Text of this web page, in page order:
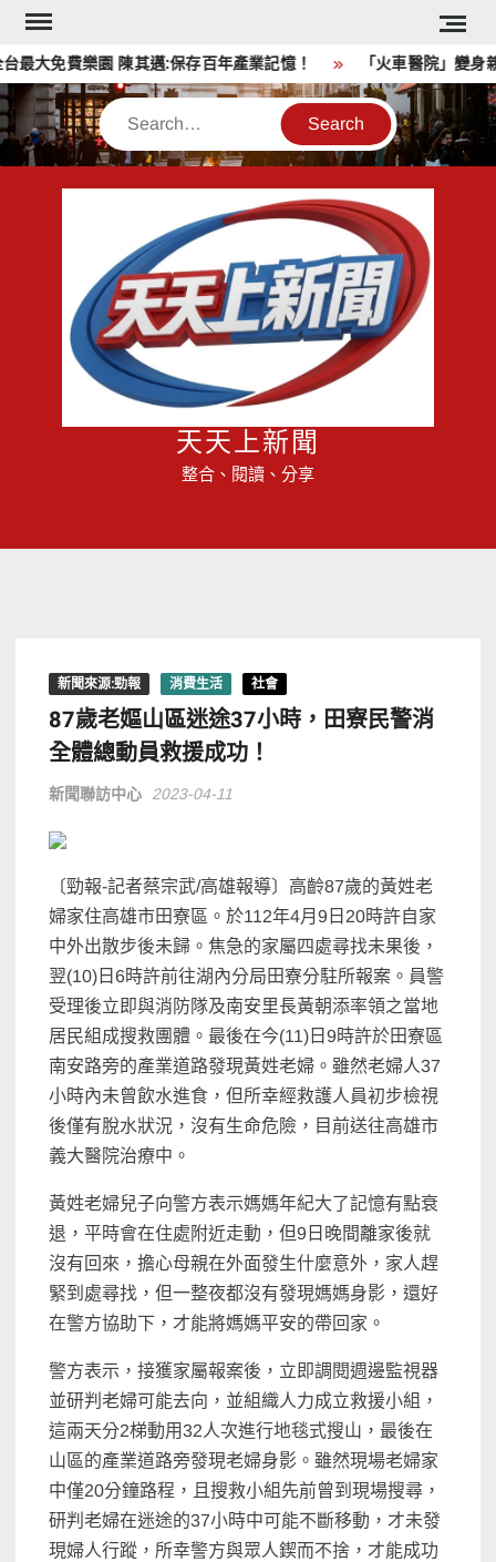
Skip
content
大免費樂園 陳其邁:保存百年產業記憶！ 「火車醫院」變身親
Search
天天上新聞
整合、閱讀、分享
新聞來源:勁報 消費生活 社會
87歲老嫗山區迷途37小時，田寮民警消
全體總動員救援成功！
新聞聯訪中心 2023-04-11
〔勁報-記者蔡宗武/高雄報導〕高齡87歲的黃姓老
婦家住高雄市田寮區。於112年4月9日20時許自家
中外出散步後未歸。焦急的家屬四處尋找未果後，
翌(10)日6時許前往湖內分局田寮分駐所報案。員警
受理後立即與消防隊及南安里長黃朝添率領之當地
居民組成搜救團體。最後在今(11)日9時許於田寮區
南安路旁的產業道路發現黃姓老婦。雖然老婦人37
小時內未曾飲水進食，但所幸經救護人員初步檢視
後僅有脫水狀況，沒有生命危險，目前送往高雄市
義大醫院治療中。
黃姓老婦兒子向警方表示媽媽年紀大了記憶有點衰
退，平時會在住處附近走動，但9日晚間離家後就
沒有回來，擔心母親在外面發生什麼意外，家人趕
緊到處尋找，但一整夜都沒有發現媽媽身影，還好
在警方協助下，才能將媽媽平安的帶回家。
警方表示，接獲家屬報案後，立即調閱週邊監視器
並研判老婦可能去向，並組織人力成立救援小組，
這兩天分2梯動用32人次進行地毯式搜山，最後在
山區的產業道路旁發現老婦身影。雖然現場老婦家
中僅20分鐘路程，且搜救小組先前曾到現場搜尋，
研判老婦在迷途的37小時中可能不斷移動，才未發
現婦人行蹤，所幸警方與眾人鍥而不捨，才能成功